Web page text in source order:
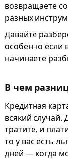
возвращаете
разных
Давайте
особенно если
начинаете
В чем
Кредитная
всякий случай.
тратите, и
то у вас есть
дней — когда